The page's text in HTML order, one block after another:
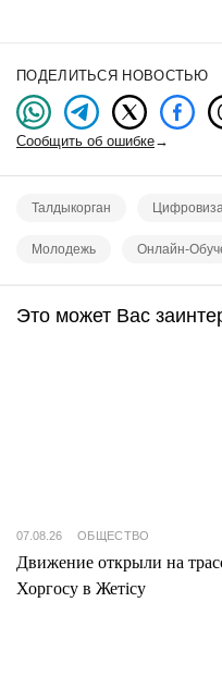
ПОДЕЛИТЬСЯ НОВОСТЬЮ
Сообщить об ошибке→
Талдыкорган
Молодежь Онлайн-
Это может Вас
07.08.26 ОБЩЕСТВО
Движение открыли на
Хоргосу в Жетісу